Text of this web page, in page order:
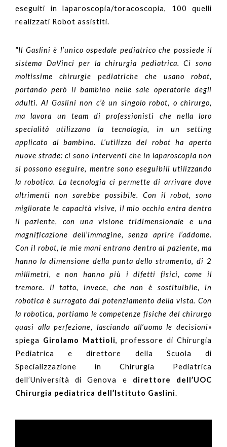
eseguiti in laparoscopia/toracoscopia, 100 quelli
realizzati Robot assistiti.
"Il Gaslini è l’unico ospedale pediatrico che possiede il
sistema DaVinci per la chirurgia pediatrica. Ci sono
moltissime chirurgie pediatriche che usano robot,
portando però il bambino nelle sale operatorie degli
adulti. Al Gaslini non c’è un singolo robot, o chirurgo,
ma lavora un team di professionisti che nella loro
specialità utilizzano la tecnologia, in un setting
applicato al bambino. L’utilizzo del robot ha aperto
nuove strade: ci sono interventi che in laparoscopia non
si possono eseguire, mentre sono eseguibili utilizzando
la robotica. La tecnologia ci permette di arrivare dove
altrimenti non sarebbe possibile. Con il robot, sono
migliorate le capacità visive, il mio occhio entra dentro
il paziente, con una visione tridimensionale e una
magnificazione dell’immagine, senza aprire l’addome.
Con il robot, le mie mani entrano dentro al paziente, ma
hanno la dimensione della punta dello strumento, di 2
millimetri, e non hanno più i difetti fisici, come il
tremore. Il tatto, invece, che non è sostituibile, in
robotica è surrogato dal potenziamento della vista. Con
la robotica, portiamo le competenze fisiche del chirurgo
quasi alla perfezione, lasciando all’uomo le decisioni»
spiega Girolamo Mattioli, professore di Chirurgia
Pediatrica e direttore della Scuola di
Specializzazione in Chirurgia Pediatrica
dell’Università di Genova e direttore dell’UOC
Chirurgia pediatrica dell’Istituto Gaslini.